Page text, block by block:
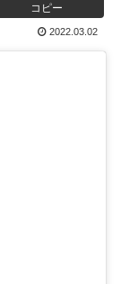
コピー
2022.03.02